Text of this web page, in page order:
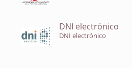
DNI electrónico
DNI electrónico